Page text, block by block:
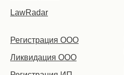
LawRadar
Регистрация ООО
Ликвидация ООО